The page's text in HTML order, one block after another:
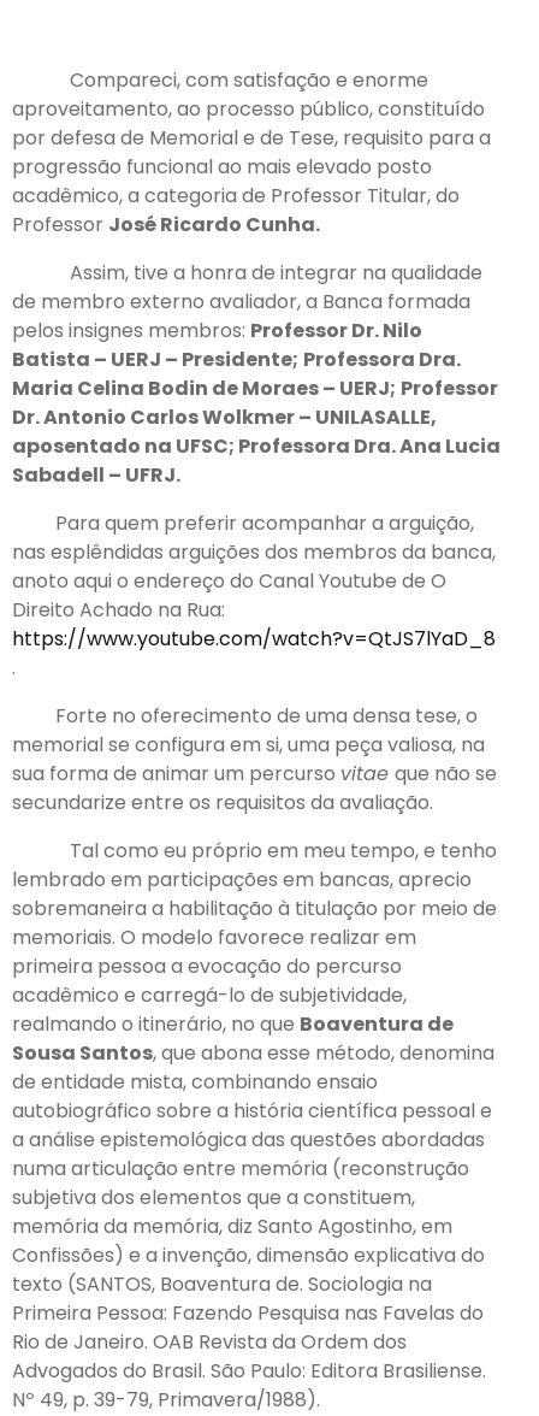
Compareci, com satisfação e enorme
aproveitamento, ao processo público, constituído
por defesa de Memorial e de Tese, requisito para a
progressão funcional ao mais elevado posto
acadêmico, a categoria de Professor Titular, do
Professor José Ricardo Cunha.
Assim, tive a honra de integrar na qualidade
de membro externo avaliador, a Banca formada
pelos insignes membros: Professor Dr. Nilo
Batista – UERJ – Presidente; Professora Dra.
Maria Celina Bodin de Moraes – UERJ; Professor
Dr. Antonio Carlos Wolkmer – UNILASALLE,
aposentado na UFSC; Professora Dra. Ana Lucia
Sabadell – UFRJ.
Para quem preferir acompanhar a arguição,
nas esplêndidas arguições dos membros da banca,
anoto aqui o endereço do Canal Youtube de O
Direito Achado na Rua:
https://www.youtube.com/watch?v=QtJS7lYaD_8
.
Forte no oferecimento de uma densa tese, o
memorial se configura em si, uma peça valiosa, na
sua forma de animar um percurso vitae que não se
secundarize entre os requisitos da avaliação.
Tal como eu próprio em meu tempo, e tenho
lembrado em participações em bancas, aprecio
sobremaneira a habilitação à titulação por meio de
memoriais. O modelo favorece realizar em
primeira pessoa a evocação do percurso
acadêmico e carregá-lo de subjetividade,
realmando o itinerário, no que Boaventura de
Sousa Santos, que abona esse método, denomina
de entidade mista, combinando ensaio
autobiográfico sobre a história científica pessoal e
a análise epistemológica das questões abordadas
numa articulação entre memória (reconstrução
subjetiva dos elementos que a constituem,
memória da memória, diz Santo Agostinho, em
Confissões) e a invenção, dimensão explicativa do
texto (SANTOS, Boaventura de. Sociologia na
Primeira Pessoa: Fazendo Pesquisa nas Favelas do
Rio de Janeiro. OAB Revista da Ordem dos
Advogados do Brasil. São Paulo: Editora Brasiliense.
Nº 49, p. 39-79, Primavera/1988).